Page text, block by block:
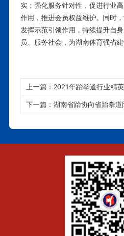
实；强化服务针对性，促进行业
作用，推进会员权益维护。同时
发挥示范引领作用，持续提升自
员、服务社会，为湖南体育强省
上一篇：2021年跆拳道行业精
下一篇：湖南省跆协向省跆拳